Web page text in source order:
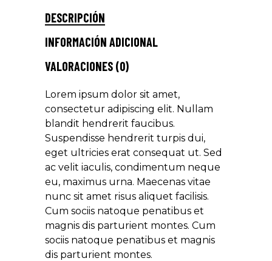
DESCRIPCIÓN
INFORMACIÓN ADICIONAL
VALORACIONES (0)
Lorem ipsum dolor sit amet,
consectetur adipiscing elit. Nullam
blandit hendrerit faucibus.
Suspendisse hendrerit turpis dui,
eget ultricies erat consequat ut. Sed
ac velit iaculis, condimentum neque
eu, maximus urna. Maecenas vitae
nunc sit amet risus aliquet facilisis.
Cum sociis natoque penatibus et
magnis dis parturient montes. Cum
sociis natoque penatibus et magnis
dis parturient montes.